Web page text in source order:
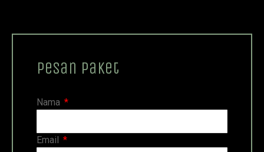
Pesan Paket
Nama
Email